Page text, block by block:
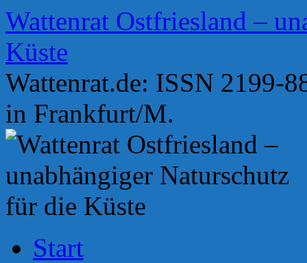
Zum
Inhalt
springen
Wattenrat Ostfriesland –
Küste
Wattenrat.de: ISSN 2199-
in Frankfurt/M.
Start